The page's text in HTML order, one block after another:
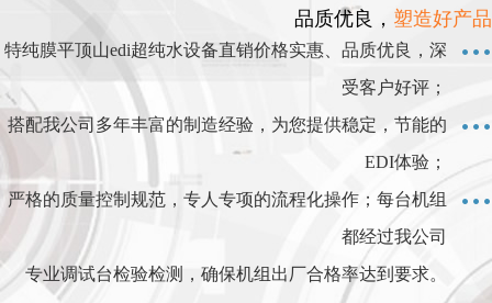
品质优良， 塑造好产品
特纯膜平顶山edi超纯水设备直销价格实惠、品质优良，深
受客户好评；
搭配我公司多年丰富的制造经验，为您提供稳定，节能的
EDI体验；
严格的质量控制规范，专人专项的流程化操作；每台机组
都经过我公司
专业调试台检验检测，确保机组出厂合格率达到要求。